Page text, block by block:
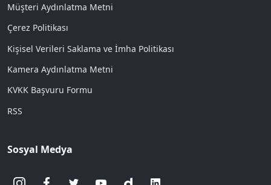
Müşteri Aydınlatma Metni
Çerez Politikası
Kişisel Verileri Saklama ve İmha Politikası
Kamera Aydınlatma Metni
KVKK Başvuru Formu
RSS
Sosyal Medya